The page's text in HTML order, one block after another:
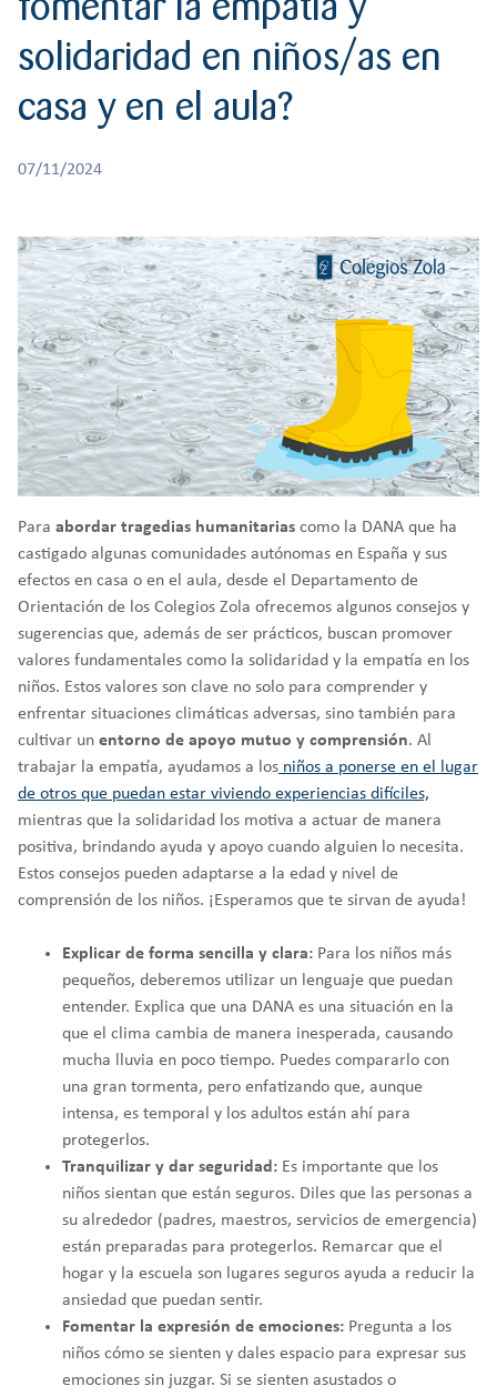
Orientación familiar
CREATIVIDAD
BACHILLERATO
solidaridad en niños/as en
casa y en el aula?
07/11/2024
Para abordar tragedias humanitarias como la DANA que ha
castigado algunas comunidades autónomas en España y sus
efectos en casa o en el aula, desde el Departamento de
Orientación de los Colegios Zola ofrecemos algunos consejos y
sugerencias que, además de ser prácticos, buscan promover
valores fundamentales como la solidaridad y la empatía en los
niños. Estos valores son clave no solo para comprender y
enfrentar situaciones climáticas adversas, sino también para
cultivar un entorno de apoyo mutuo y comprensión. Al
trabajar la empatía, ayudamos a los niños a ponerse en el lugar
de otros que puedan estar viviendo experiencias difíciles,
mientras que la solidaridad los motiva a actuar de manera
positiva, brindando ayuda y apoyo cuando alguien lo necesita.
Estos consejos pueden adaptarse a la edad y nivel de
comprensión de los niños. ¡Esperamos que te sirvan de ayuda!
Explicar de forma sencilla y clara: Para los niños más
pequeños, deberemos utilizar un lenguaje que puedan
entender. Explica que una DANA es una situación en la
que el clima cambia de manera inesperada, causando
mucha lluvia en poco tiempo. Puedes compararlo con
una gran tormenta, pero enfatizando que, aunque
intensa, es temporal y los adultos están ahí para
protegerlos.
Tranquilizar y dar seguridad: Es importante que los
niños sientan que están seguros. Diles que las personas a
su alrededor (padres, maestros, servicios de emergencia)
están preparadas para protegerlos. Remarcar que el
hogar y la escuela son lugares seguros ayuda a reducir la
ansiedad que puedan sentir.
Fomentar la expresión de emociones: Pregunta a los
niños cómo se sienten y dales espacio para expresar sus
emociones sin juzgar. Si se sienten asustados o